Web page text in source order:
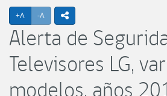
+A Agrandar texto
-A Achicar textoicono compartir
Alerta de
Televisores LG,
modelos, años